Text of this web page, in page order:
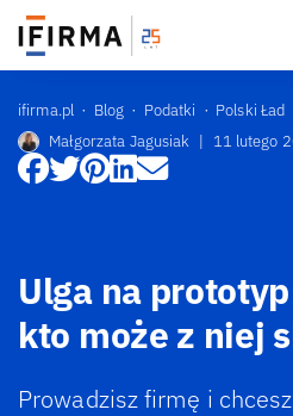
ifirma.pl Blog Podatki
Polski Ład
Małgorzata Jagusiak | 11 lutego
Ulga na
kto może z niej
Prowadzisz firmę i